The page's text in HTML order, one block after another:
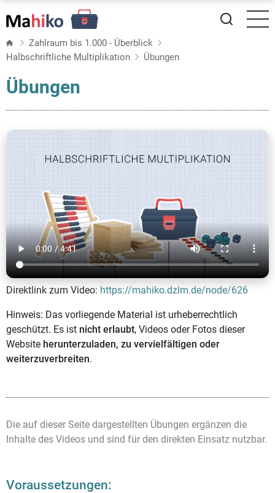
zum
Inhalt Zahlraum bis 1.000 - Überblick
Halbschriftliche Multiplikation
Übungen
Übungen
Direktlink zum Video: https://mahiko.dzlm.de/node/626
Hinweis: Das vorliegende Material ist urheberrechtlich
geschützt. Es ist nicht erlaubt, Videos oder Fotos dieser
Website herunterzuladen, zu vervielfältigen oder
weiterzuverbreiten.
Die auf dieser Seite dargestellten Übungen ergänzen die
Inhalte des Videos und sind für den direkten Einsatz nutzbar.
Voraussetzungen: